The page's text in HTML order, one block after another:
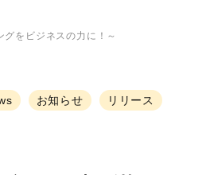
をビジネスの力に！～
お知らせ リリース